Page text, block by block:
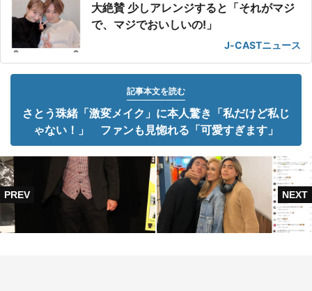
大絶賛 少しアレンジすると「それがマジ
で、マジでおいしいの!」
J-CASTニュース
記事本文を読む
さとう珠緒「激変メイク」に本人驚き「私だけど私じ
ゃない！」 ファンも見惚れる「可愛すぎます」